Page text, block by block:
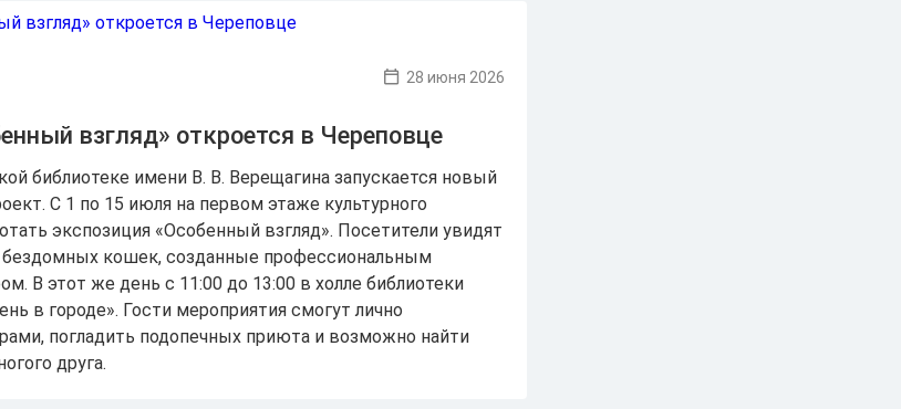
28 июня 2026
взгляд» откроется в Череповце
библиотеке имени В. В. Верещагина запускается новый
С 1 по 15 июля на первом этаже культурного
экспозиция «Особенный взгляд». Посетители увидят
кошек, созданные профессиональным
В этот же день с 11:00 до 13:00 в холле библиотеки
в городе». Гости мероприятия смогут лично
погладить подопечных приюта и возможно найти
друга.